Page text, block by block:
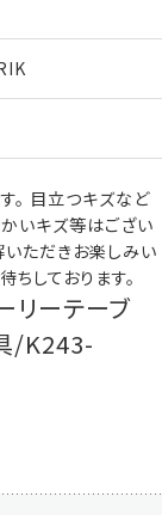
。 目立つキズなど
いキズ等はござい
ただきお楽しみい
しております。
リーテーブ
/K243-